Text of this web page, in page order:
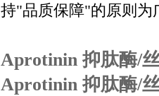
持"品质保障"的原则为
Aprotinin 抑肽酶/
Aprotinin 抑肽酶/